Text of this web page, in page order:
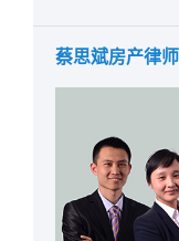
蔡思斌房产律